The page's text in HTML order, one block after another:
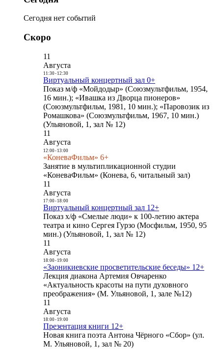
Сегодня нет событий
Скоро
11
Августа
11:30- 12:30
Виртуальный концертный зал 0+
Показ м/ф «Мойдодыр» (Союзмультфильм, 1954,
16 мин.); «Ивашка из Дворца пионеров»
(Союзмультфильм, 1981, 10 мин.); «Паровозик из
Ромашкова» (Союзмультфильм, 1967, 10 мин.)
(Ульяновой, 1, зал № 12)
11
Августа
12:00- 13:00
«КоневаФильм» 6+
Занятие в мультипликационной студии
«КоневаФильм» (Конева, 6, читальный зал)
11
Августа
17:00- 18:00
Виртуальный концертный зал 12+
Показ х/ф «Смелые люди» к 100-летию актера
театра и кино Сергея Гурзо (Мосфильм, 1950, 95
мин.) (Ульяновой, 1, зал № 12)
11
Августа
18:00- 19:00
«Заоникиевские просветительские беседы» 12+
Лекция диакона Артемия Овчаренко
«Актуальность красоты на пути духовного
преображения» (М. Ульяновой, 1, зале №12)
11
Августа
18:00- 19:00
Презентация книги 12+
Новая книга поэта Антона Чёрного «Сбор» (ул.
М. Ульяновой, 1, зал № 20)